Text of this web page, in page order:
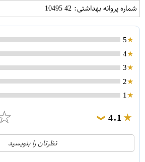
شماره پروانه بهداشتی: 42 10495
5
4
3
2
1
4.1
❯
21
نظرتان را بنویسید